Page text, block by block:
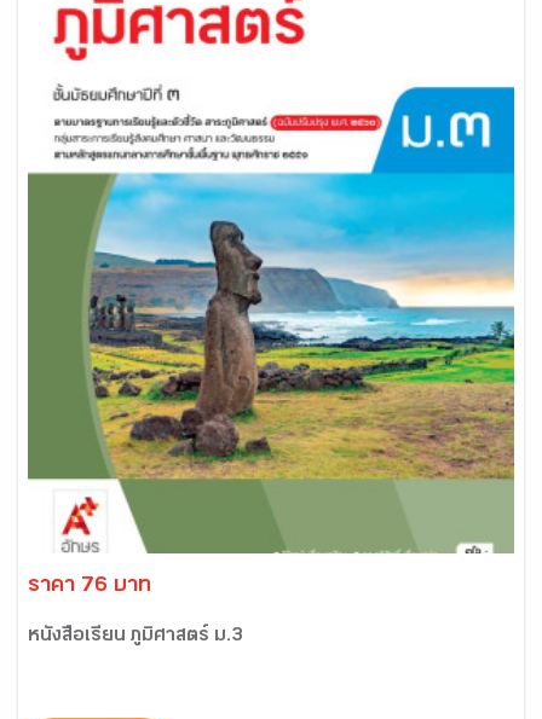
ราคา 76 บาท
หนังสือเรียน ภูมิศาสตร์ ม.3